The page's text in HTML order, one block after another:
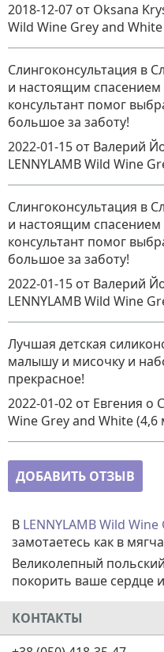
2018-12-07 от Oksana
Wild Wine Grey and
Слингоконсультация в
и настоящим
консультант помог
большое за заботу!
2022-01-15 от Валерий
LENNYLAMB Wild Wine
Слингоконсультация в
и настоящим
консультант помог
большое за заботу!
2022-01-15 от Валерий
LENNYLAMB Wild Wine
Лучшая детская
малышу и мисочку и
прекрасное!
2022-01-02 от Евгения о
Wine Grey and White (4,6
ДОБАВИТЬ ОТЗЫВ
В LENNYLAMB Wild
замотаетесь как в
Великолепный
покорить ваше
КОНТАКТЫ